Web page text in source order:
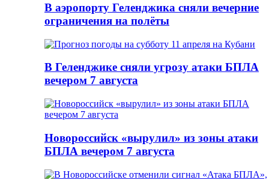
В аэропорту Геленджика сняли вечерние
ограничения на полёты
В Геленджике сняли угрозу атаки БПЛА
вечером 7 августа
Новороссийск «вырулил» из зоны атаки
БПЛА вечером 7 августа